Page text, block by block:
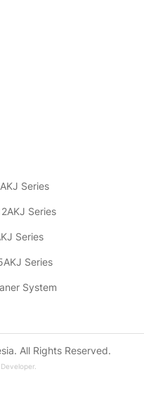
Series
Series
Series
Series
System
All Rights Reserved.